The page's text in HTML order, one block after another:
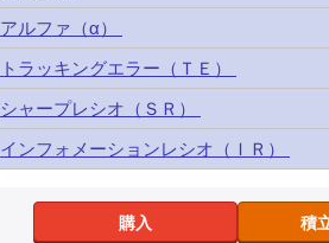
アルファ（α）
トラッキングエラー（ＴＥ）
シャープレシオ（ＳＲ）
インフォメーションレシオ（ＩＲ）
購入 積